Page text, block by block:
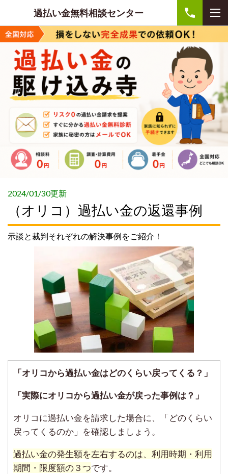
過払い金無料相談センター
2024/01/30更新
（オリコ）過払い金の返還事例
示談と裁判それぞれの解決事例をご紹介！
「オリコから過払い金はどのくらい戻ってくる？」
「実際にオリコから過払い金が戻った事例は？」
オリコに過払い金を請求した場合に、「どのくらい
戻ってくるのか」を確認しましょう。
過払い金の発生額を左右するのは、利用時期・利用
期間・限度額の３つです。